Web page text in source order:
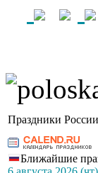
Праздники России
Ближайшие